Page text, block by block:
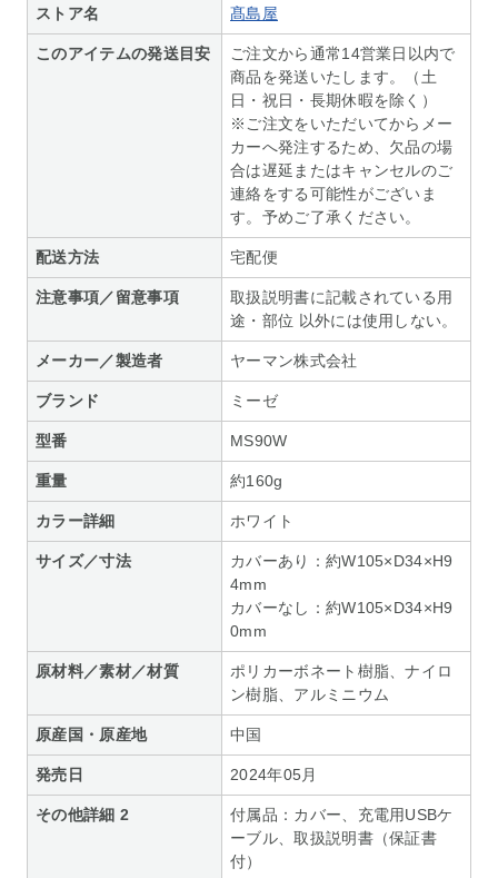
ストア名 髙島屋
このアイテムの発送目安
ご注文から通常14営業日以内で
商品を発送いたします。（土
日・祝日・長期休暇を除く）
※ご注文をいただいてからメー
カーへ発注するため、欠品の場
合は遅延またはキャンセルのご
連絡をする可能性がございま
す。予めご了承ください。
配送方法 宅配便
注意事項／留意事項
取扱説明書に記載されている用
途・部位 以外には使用しない。
メーカー／製造者 ヤーマン株式会社
ブランド ミーゼ
型番 MS90W
重量 約160g
カラー詳細 ホワイト
サイズ／寸法
カバーあり：約W105×D34×H9
4mm
カバーなし：約W105×D34×H9
0mm
原材料／素材／材質
ポリカーボネート樹脂、ナイロ
ン樹脂、アルミニウム
原産国・原産地 中国
発売日 2024年05月
その他詳細 2
付属品：カバー、充電用USBケ
ーブル、取扱説明書（保証書
付）